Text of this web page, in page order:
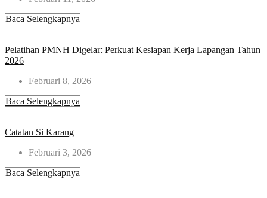
Baca Selengkapnya
Pelatihan PMNH Digelar: Perkuat Kesiapan Kerja Lapangan Tahun
2026
Februari 8, 2026
Baca Selengkapnya
Catatan Si Karang
Februari 3, 2026
Baca Selengkapnya